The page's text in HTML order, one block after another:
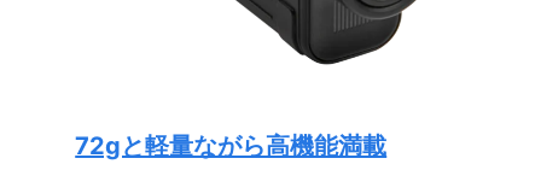
72gと軽量ながら高機能満載